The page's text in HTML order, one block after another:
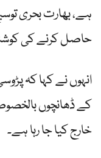
ہے، بھارت بحری
حاصل کرنے کی
انہوں نے کہا کہ
کے ڈھانچوں
خارج کیا جا رہا ہے۔